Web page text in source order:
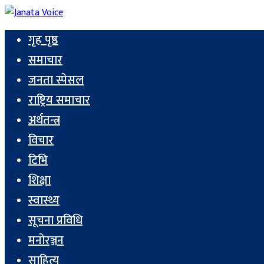
गृह पृष्ठ
समाचार
जनता स्पेसल
राष्ट्रिय समाचार
अर्थतन्त्र
विचार
टिभि
शिक्षा
स्वास्थ्य
सूचना प्रविधि
मनोरञ्जन